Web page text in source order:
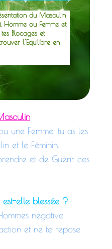
du Masculin
Homme ou Femme et
Blocages et
l'Equilibre en
une Femme, tu as les
et le Féminin.
et de Guérir ces
elle blessée ?
négative
et ne te repose